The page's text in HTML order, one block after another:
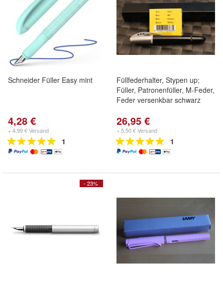
Schneider Füller Easy mint
4,28 €
+ 4,99 € Versand
1
Füllfederhalter, Stypen up;
Füller, Patronenfüller, M-Feder,
Feder versenkbar schwarz
26,95 €
+ 5,50 € Versand
1
- 23%